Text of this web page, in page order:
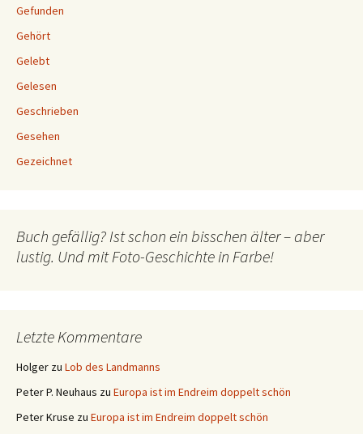
Gefunden
Gehört
Gelebt
Gelesen
Geschrieben
Gesehen
Gezeichnet
Buch gefällig? Ist schon ein bisschen älter – aber
lustig. Und mit Foto-Geschichte in Farbe!
Letzte Kommentare
Holger zu Lob des Landmanns
Peter P. Neuhaus zu Europa ist im Endreim doppelt schön
Peter Kruse zu Europa ist im Endreim doppelt schön